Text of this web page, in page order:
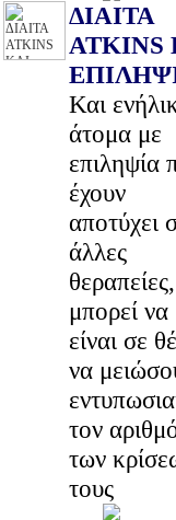
ΔΙΑΙΤΑ
ATKINS
Και
άτομα με
επιληψία
έχουν
αποτύχει
άλλες
θεραπείες,
μπορεί να
είναι σε
να
τον
των
τους